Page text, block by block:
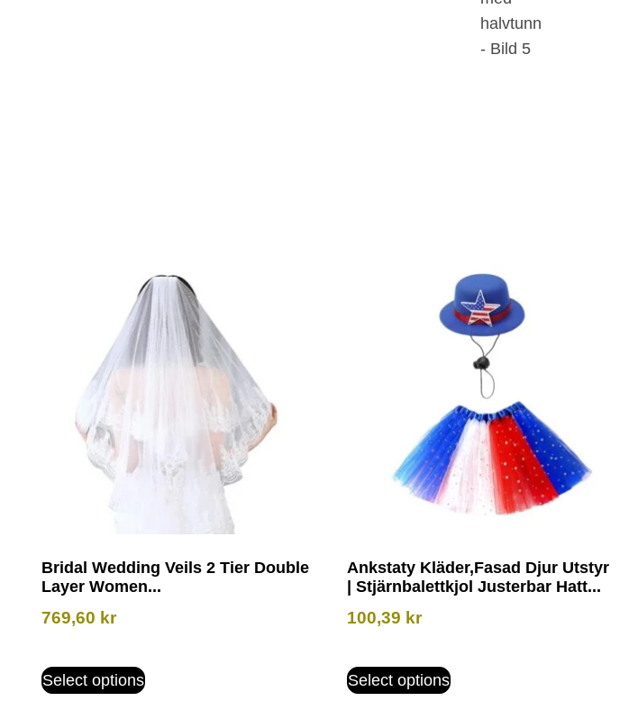
Bridal Wedding Veils 2 Tier Double
Layer Women...
769,60 kr
Select options
Ankstaty Kläder,Fasad Djur Utstyr
| Stjärnbalettkjol Justerbar Hatt...
100,39 kr
Select options